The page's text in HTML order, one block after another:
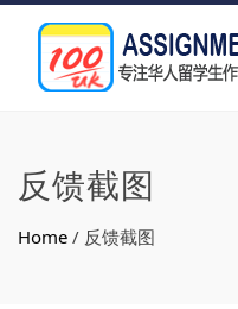
反馈截图
Home / 反馈截图